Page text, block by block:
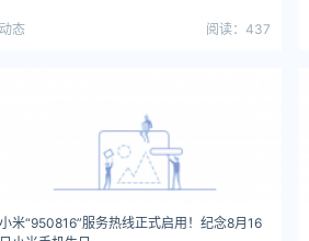
动态 阅读：437
小米“950816”服务热线正式启用！纪念8月16